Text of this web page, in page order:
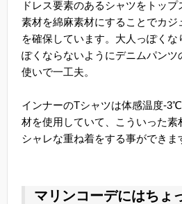
ドレス要素のあるシャツをトップ
素材を綿麻素材にすることでカジ
を確保しています。大人っぽくな
ぽくならないようにデニムパンツ
使いで一工夫。
インナーのTシャツは体感温度-
材を使用していて、こういった素
シャレな重ね着をする事ができま
マリンコーデにはちょ